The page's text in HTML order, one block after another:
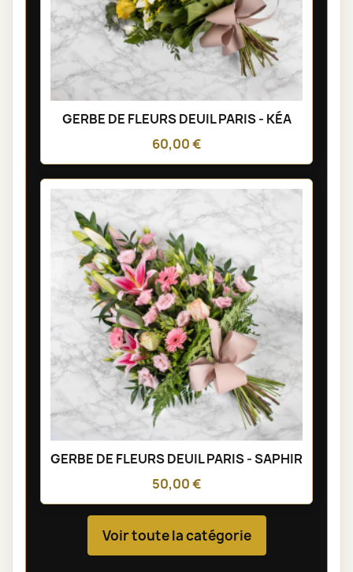
GERBE DE FLEURS DEUIL PARIS - KÉA
60,00 €
GERBE DE FLEURS DEUIL PARIS - SAPHIR
50,00 €
Voir toute la catégorie